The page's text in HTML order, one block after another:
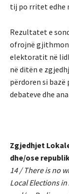
tij po rritet edhe
Rezultatet e
ofrojnë
elektoratit në
në ditën e
përdoren si
debateve dhe
Zgjedhjet
dhe/ose
14 / There is no
Local Elections